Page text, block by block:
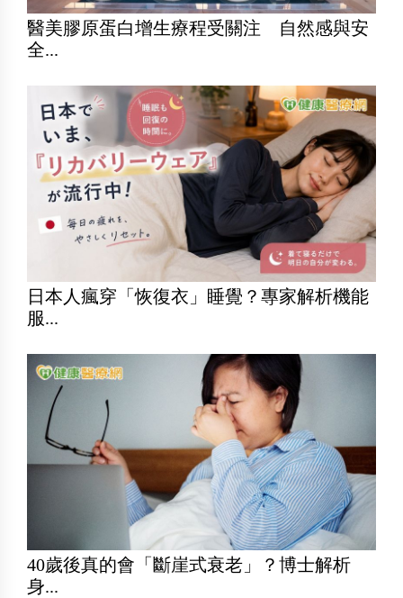
醫美膠原蛋白增生療程受關注 自然感與安
全...
日本人瘋穿「恢復衣」睡覺？專家解析機能
服...
40歲後真的會「斷崖式衰老」？博士解析
身...